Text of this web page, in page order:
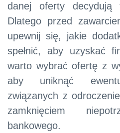
danej oferty decydują
Dlatego przed
upewnij się, jakie
spełnić, aby uzyskać
warto wybrać ofertę z
aby uniknąć
związanych z
zamknięciem
bankowego.